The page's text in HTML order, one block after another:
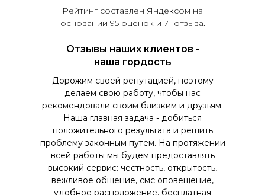
Рейтинг составлен Яндексом на
основании 95 оценок и 71 отзыва.
Дорожим своей репутацией, поэтому
делаем свою работу, чтобы нас
рекомендовали своим близким и друзьям.
Наша главная задача - добиться
положительного результата и решить
проблему законным путем. На протяжении
всей работы мы будем предоставлять
высокий сервис: честность, открытость,
вежливое общение, смс оповещение,
удобное расположение, бесплатная
Отзывы наших клиентов -
наша гордость